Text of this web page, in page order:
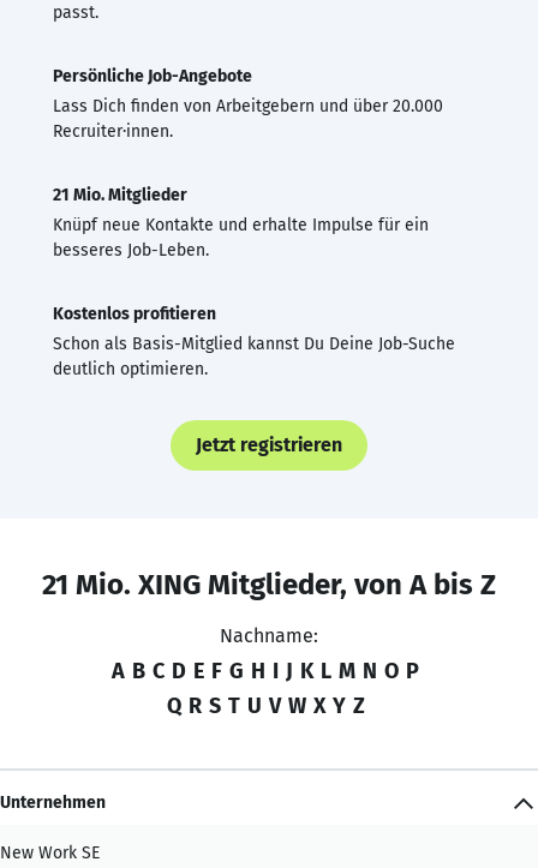
passt.
Persönliche Job-Angebote
Lass Dich finden von Arbeitgebern und über 20.000
Recruiter·innen.
21 Mio. Mitglieder
Knüpf neue Kontakte und erhalte Impulse für ein
besseres Job-Leben.
Kostenlos profitieren
Schon als Basis-Mitglied kannst Du Deine Job-Suche
deutlich optimieren.
Jetzt registrieren
21 Mio. XING Mitglieder, von A bis Z
Nachname:
A B C D E F G H I J K L M N O P
Q R S T U V W X Y Z
Unternehmen
New Work SE